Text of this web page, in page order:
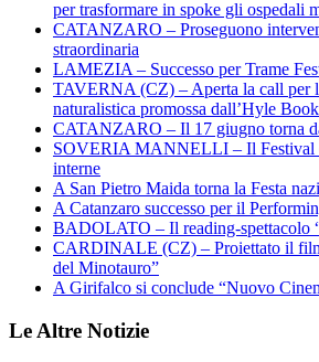
per trasformare in spoke gli ospedali
CATANZARO – Proseguono
straordinaria
LAMEZIA – Successo per Trame
TAVERNA (CZ) – Aperta la call per
naturalistica promossa dall’Hyle
CATANZARO – Il 17 giugno torna
SOVERIA MANNELLI – Il Festival
interne
A San Pietro Maida torna la Festa
A Catanzaro successo per il
BADOLATO – Il reading-spettacolo
CARDINALE (CZ) – Proiettato il
del Minotauro”
A Girifalco si conclude “Nuovo
Le Altre Notizie